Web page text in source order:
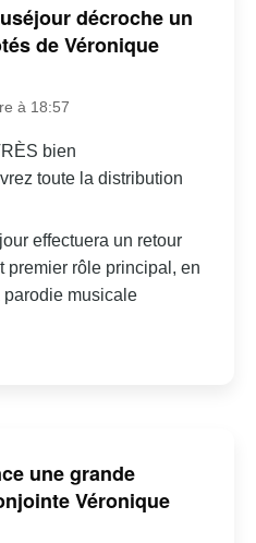
décroche un
de Véronique
à 18:57
bien
toute la distribution
effectuera un retour
premier rôle principal, en
musicale
une grande
Véronique